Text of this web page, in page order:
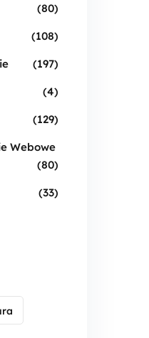
(80)
(108)
(197)
(4)
(129)
Webowe
(80)
(33)